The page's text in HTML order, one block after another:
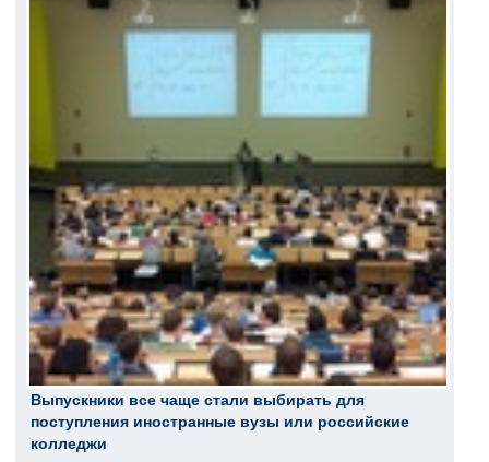
Выпускники все чаще стали выбирать для
поступления иностранные вузы или российские
колледжи